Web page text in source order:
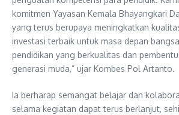
komitmen Yayasan Kemala Bhayangkari
yang terus berupaya meningkatkan
investasi terbaik untuk masa depan
pendidikan yang berkualitas dan
generasi muda,” ujar Kombes Pol Artanto.
Ia berharap semangat belajar dan
selama kegiatan dapat terus berlanjut,